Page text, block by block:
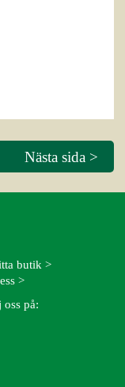
Nästa sida >
butik >
>
oss på: